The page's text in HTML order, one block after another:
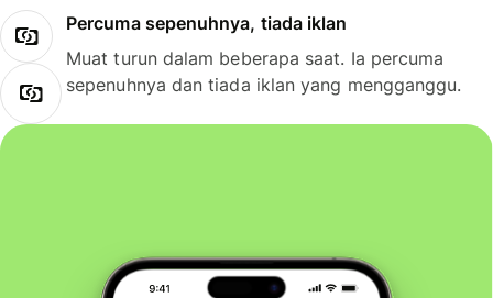
Percuma sepenuhnya, tiada iklan
Muat turun dalam beberapa saat. Ia percuma
sepenuhnya dan tiada iklan yang mengganggu.